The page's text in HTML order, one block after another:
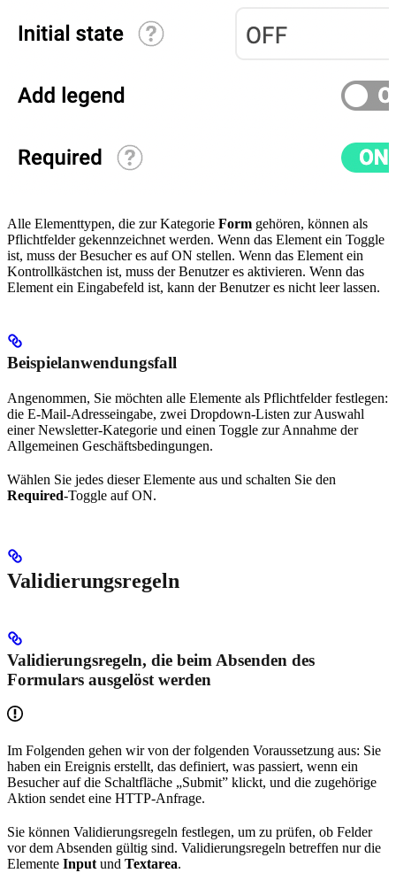
Alle Elementtypen, die zur Kategorie Form gehören, können als
Pflichtfelder gekennzeichnet werden. Wenn das Element ein Toggle
ist, muss der Besucher es auf ON stellen. Wenn das Element ein
Kontrollkästchen ist, muss der Benutzer es aktivieren. Wenn das
Element ein Eingabefeld ist, kann der Benutzer es nicht leer lassen.
Beispielanwendungsfall
Angenommen, Sie möchten alle Elemente als Pflichtfelder festlegen:
die E-Mail-Adresseingabe, zwei Dropdown-Listen zur Auswahl
einer Newsletter-Kategorie und einen Toggle zur Annahme der
Allgemeinen Geschäftsbedingungen.
Wählen Sie jedes dieser Elemente aus und schalten Sie den
Required-Toggle auf ON.
Validierungsregeln
Validierungsregeln, die beim Absenden des
Formulars ausgelöst werden
Im Folgenden gehen wir von der folgenden Voraussetzung aus: Sie
haben ein Ereignis erstellt, das definiert, was passiert, wenn ein
Besucher auf die Schaltfläche „Submit” klickt, und die zugehörige
Aktion sendet eine HTTP-Anfrage.
Sie können Validierungsregeln festlegen, um zu prüfen, ob Felder
vor dem Absenden gültig sind. Validierungsregeln betreffen nur die
Elemente Input und Textarea.